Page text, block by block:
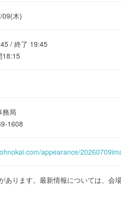
09(木)
/ 終了 19:45
18:15
務局
1608
appearance/
ります。最新情報については、会